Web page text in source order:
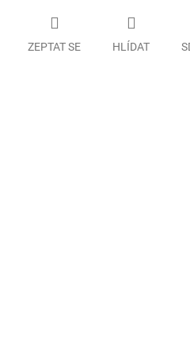
ZEPTAT SE HLÍDAT